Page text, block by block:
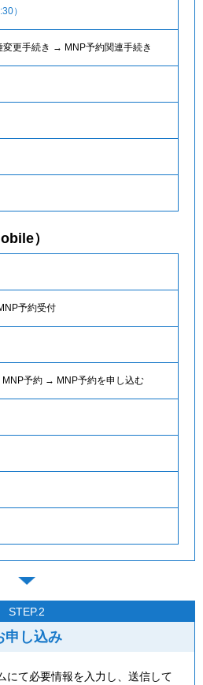
）
更手続き → MNP予約関連手続き
）
予約受付
予約 → MNP予約を申し込む
STEP.2
申し込み
にて必要情報を入力し、送信して